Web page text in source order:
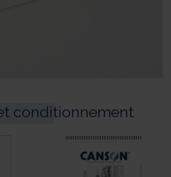
conditionnement